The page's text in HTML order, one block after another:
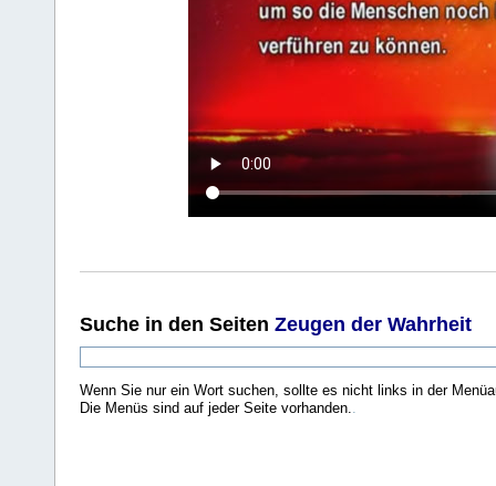
Suche in den Seiten Zeugen der Wahrheit
Wenn Sie nur ein Wort suchen, sollte es nicht links in der
Die Menüs sind auf jeder Seite vorhanden..